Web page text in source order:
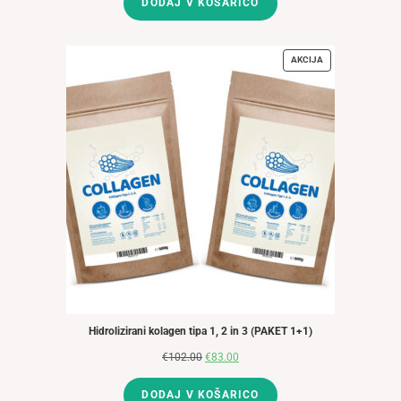
je
je:
AKCIJAIZDELKI
V
Hidrolizirani kolagen tipa 1, 2 in 3 (PAKET 1+1)
€102.00 Izvirna
cena
€83.00
cena
DODAJ V KOŠARICO